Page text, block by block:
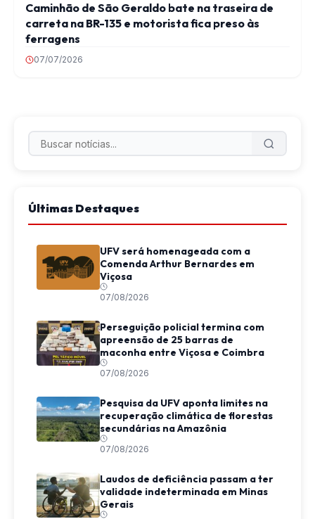
Caminhão de São Geraldo bate na traseira de
carreta na BR-135 e motorista fica preso às
ferragens
07/07/2026
Últimas Destaques
UFV será homenageada com a
Comenda Arthur Bernardes em
Viçosa
07/08/2026
Perseguição policial termina com
apreensão de 25 barras de
maconha entre Viçosa e Coimbra
07/08/2026
Pesquisa da UFV aponta limites na
recuperação climática de florestas
secundárias na Amazônia
07/08/2026
Laudos de deficiência passam a ter
validade indeterminada em Minas
Gerais